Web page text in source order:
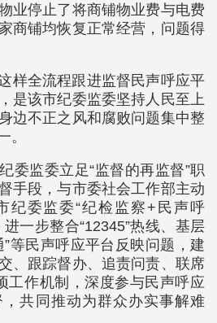
业停止了将商铺物业费与电费
商铺均恢复正常经营，问题得
样全流程跟进监督民声呼应平
是该市纪委监委坚持人民至上
边不正之风和腐败问题集中整
。
委监委立足“监督的再监督”职
手段，与市委社会工作部主动
纪委监委“纪检监察+民声呼
一步整合“12345”热线、基层
等民声呼应平台反映问题，建
、跟踪督办、追责问责、联席
工作机制，深度参与民声呼应
共同推动为群众办实事解难